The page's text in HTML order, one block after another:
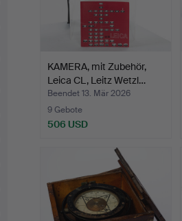
KAMERA, mit Zubehör,
Leica CL, Leitz Wetzl…
Beendet 13. Mär 2026
9 Gebote
506 USD